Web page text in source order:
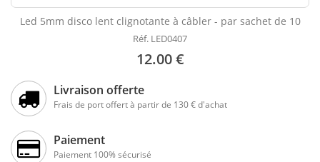
Led 5mm disco lent clignotante à câbler - par sachet de 10
Réf. LED0407
12.00 €
Livraison offerte
Frais de port offert à partir de 130 € d'achat
Paiement
Paiement 100% sécurisé